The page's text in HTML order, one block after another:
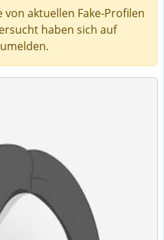
aktuellen Fake-Profilen
haben sich auf